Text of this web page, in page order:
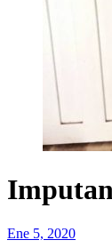
Ene 5, 2020